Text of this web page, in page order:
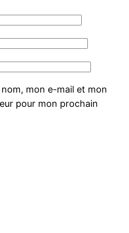
mon e-mail et mon
pour mon prochain